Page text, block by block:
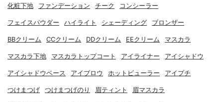
化粧下地 ファンデーション チーク コンシーラー
フェイスパウダー ハイライト シェーディング ブロンザー
BBクリーム CCクリーム DDクリーム EEクリーム マスカラ
マスカラ下地 マスカラトップコート アイライナー アイシャドウ
アイシャドウベース アイブロウ ホットビューラー アイプチ
つけまつげ つけまつげのり 眉ティント 眉マスカラ